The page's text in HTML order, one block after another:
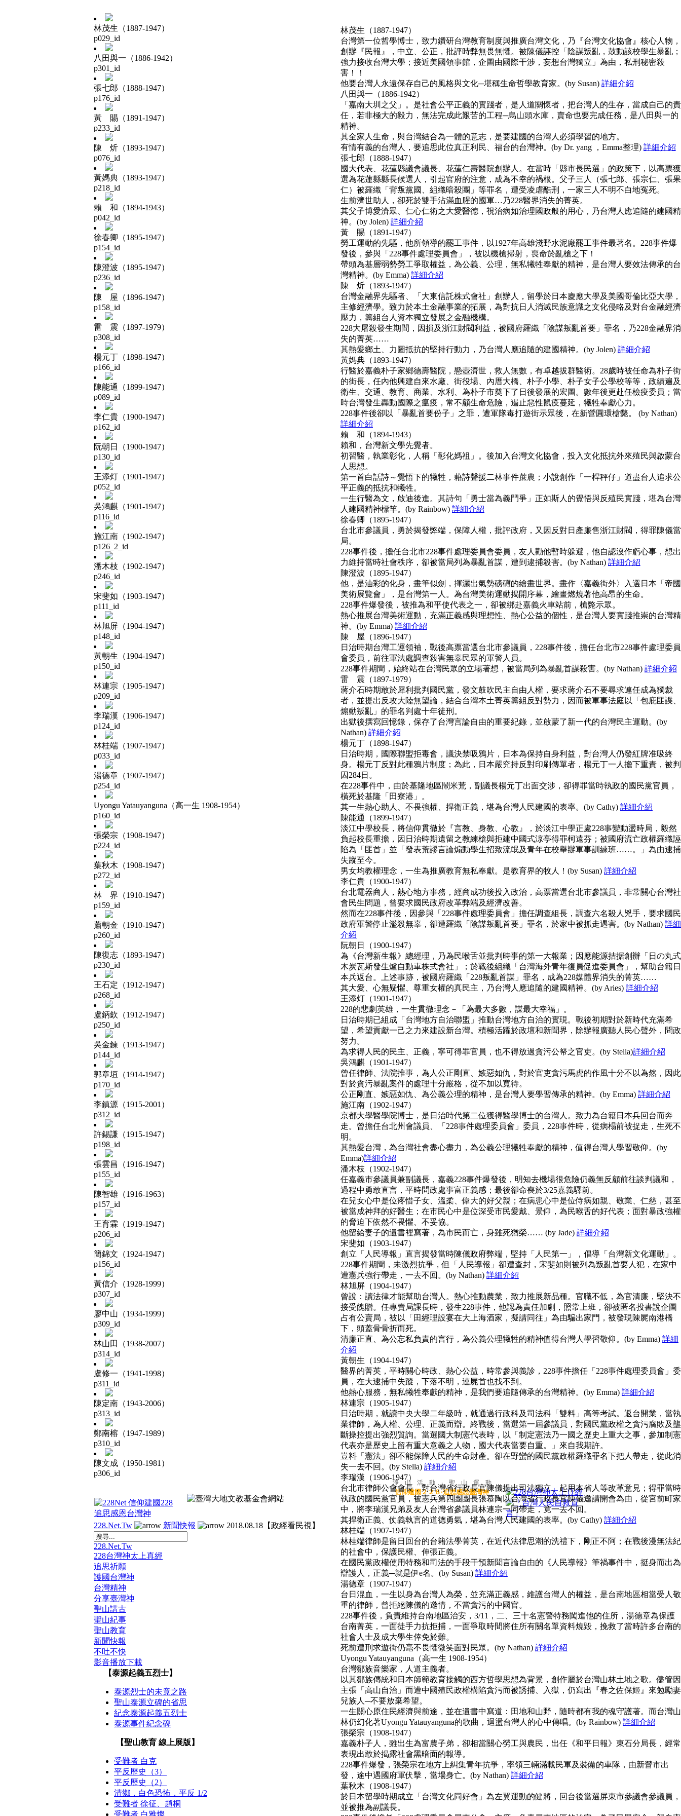
林茂生（1887-1947）
台灣第一位哲學博士，致力鑽研台灣教育制度與推廣台灣文化，乃『台灣文化協會』核心人物，
創辦『民報』，中立、公正，批評時弊無畏無懼。被陳儀誣控「陰謀叛亂，鼓動該校學生暴亂；
強力接收台灣大學；接近美國領事館，企圖由國際干涉，妄想台灣獨立」為由，私刑秘密殺
害！！
他要台灣人永遠保存自己的風格與文化─堪稱生命哲學教育家。(by Susan) 詳細介紹
八田與一（1886-1942）
「嘉南大圳之父」。是社會公平正義的實踐者，是人道關懷者，把台灣人的生存，當成自己的責
任，若非極大的毅力，無法完成此艱苦的工程─烏山頭水庫，賣命也要完成任務，是八田與一的
精神。
其全家人生命，與台灣結合為一體的意志，是要建國的台灣人必須學習的地方。
有情有義的台灣人，要追思此位真正利民、福台的台灣神。(by Dr. yang ，Emma整理) 詳細介紹
張七郎（1888-1947）
國大代表、花蓮縣議會議長、花蓮仁壽醫院創辦人。在當時「縣市長民選」的政策下，以高票獲
選為花蓮縣縣長候選人，引起官府的注意，成為不幸的禍根。父子三人（張七郎、張宗仁、張果
仁）被羅織「背叛黨國、組織暗殺團」等罪名，遭受凌虐酷刑，一家三人不明不白地冤死。
生前濟世助人，卻死於雙手沾滿血腥的國軍…乃228醫界消失的菁英。
其父子博愛濟眾、仁心仁術之大愛醫德，視治病如治理國政般的用心，乃台灣人應追隨的建國精
神。(by Jolen) 詳細介紹
黃 賜（1891-1947）
勞工運動的先驅，他所領導的罷工事件，以1927年高雄淺野水泥廠罷工事件最著名。228事件爆
發後，參與「228事件處理委員會」，被以機槍掃射，喪命於亂槍之下！
帶頭為基層弱勢勞工爭取權益，為公義、公理，無私犧牲奉獻的精神，是台灣人要效法傳承的台
灣精神。(by Emma) 詳細介紹
陳 炘（1893-1947）
台灣金融界先驅者、「大東信託株式會社」創辦人，留學於日本慶應大學及美國哥倫比亞大學，
主修經濟學。致力於本土金融事業的拓展，為對抗日人消滅民族意識之文化侵略及對台金融經濟
壓力，籌組台人資本獨立發展之金融機構。
228大屠殺發生期間，因損及浙江財閥利益，被國府羅織「陰謀叛亂首要」罪名，乃228金融界消
失的菁英……
其熱愛鄉土、力圖抵抗的堅持行動力，乃台灣人應追隨的建國精神。(by Jolen) 詳細介紹
黃媽典（1893-1947）
行醫於嘉義朴子家鄉德壽醫院，懸壺濟世，救人無數，有卓越拔群醫術。28歲時被任命為朴子街
的街長，任內他興建自來水廠、街役場、內厝大橋、朴子小學、朴子女子公學校等等，政績遍及
衛生、交通、教育、商業、水利、為朴子市奠下了日後發展的宏圖。數年後更赴任檢疫委員；當
時台灣發生轟動國際之瘟疫，常不顧生命危險，遏止惡性鼠疫蔓延，犧牲奉獻心力。
228事件後卻以「暴亂首要份子」之罪，遭軍隊毒打遊街示眾後，在新營圓環槍斃。 (by Nathan)
詳細介紹
賴 和（1894-1943）
賴和，台灣新文學先覺者。
初習醫，執業彰化，人稱「彰化媽祖」。後加入台灣文化協會，投入文化抵抗外來殖民與啟蒙台
人思想。
第一首白話詩～覺悟下的犧牲，藉詩聲援二林事件蔗農；小說創作「一桿秤仔」道盡台人追求公
平正義的抵抗和犧牲。
一生行醫為文，啟迪後進。其詩句「勇士當為義鬥爭」正如斯人的覺悟與反殖民實踐，堪為台灣
人建國精神標竿。(by Rainbow) 詳細介紹
徐春卿（1895-1947）
台北市參議員，勇於揭發弊端，保障人權，批評政府，又因反對日產廉售浙江財閥，得罪陳儀當
局。
228事件後，擔任台北市228事件處理委員會委員，友人勸他暫時躲避，他自認沒作虧心事，想出
力維持當時社會秩序，卻被當局列為暴亂首謀，遭到逮捕殺害。(by Nathan) 詳細介紹
陳澄波（1895-1947）
他，是油彩的化身，畫筆似劍，揮灑出氣勢磅礡的繪畫世界。畫作〈嘉義街外〉入選日本「帝國
美術展覽會」，是台灣第一人。為台灣美術運動揭開序幕，繪畫燃燒著他高昂的生命。
228事件爆發後，被推為和平使代表之一，卻被綁赴嘉義火車站前，槍斃示眾。
熱心推展台灣美術運動，充滿正義感與理想性、熱心公益的個性，是台灣人要實踐推崇的台灣精
神。(by Emma) 詳細介紹
陳 屋（1896-1947）
日治時期台灣工運領袖，戰後高票當選台北市參議員，228事件後，擔任台北市228事件處理委員
會委員，前往軍法處調查殺害無辜民眾的軍警人員。
228事件期間，始終站在台灣民眾的立場著想，被當局列為暴亂首謀殺害。(by Nathan) 詳細介紹
雷 震（1897-1979）
蔣介石時期敢於犀利批判國民黨，發文鼓吹民主自由人權，要求蔣介石不要尋求連任成為獨裁
者，並提出反攻大陸無望論，結合台灣本土菁英籌組反對勢力，因而被軍事法庭以「包庇匪諜、
煽動叛亂」的罪名判處十年徒刑。
出獄後撰寫回憶錄，保存了台灣言論自由的重要紀錄，並啟蒙了新一代的台灣民主運動。(by
Nathan) 詳細介紹
楊元丁（1898-1947）
日治時期，國際聯盟拒毒會，議決禁吸鴉片，日本為保持自身利益，對台灣人仍發紅牌准吸終
身。楊元丁反對此種鴉片制度；為此，日本嚴究持反對印刷傳單者，楊元丁一人擔下重責，被判
囚284日。
在228事件中，由於基隆地區鬧米荒，副議長楊元丁出面交涉，卻得罪當時執政的國民黨官員，
橫死於基隆「田寮港」。
其一生熱心助人、不畏強權、捍衛正義，堪為台灣人民建國的表率。(by Cathy) 詳細介紹
陳能通（1899-1947）
淡江中學校長，將信仰貫徹於『言教、身教、心教』，於淡江中學正處228事變動盪時局，毅然
負起校長重擔，因日治時期遺留之教練槍與拒建中國式涼亭得罪柯遠芬；被國府流亡政權羅織誣
陷為「匪首」並「發表荒謬言論煽動學生招致流氓及青年在校舉辦軍事訓練班……。」為由逮捕
失蹤至今。
男女均教權理念，一生為推廣教育無私奉獻。是教育界的牧人！(by Susan) 詳細介紹
李仁貴（1900-1947）
台北電器商人，熱心地方事務，經商成功後投入政治，高票當選台北市參議員，非常關心台灣社
會民生問題，曾要求國民政府改革弊端及經濟改善。
然而在228事件後，因參與「228事件處理委員會」擔任調查組長，調查六名殺人兇手，要求國民
政府軍警停止濫殺無辜，卻遭羅織「陰謀叛亂首要」罪名，於家中被抓走遇害。(by Nathan) 詳細
介紹
阮朝日（1900-1947）
為《台灣新生報》總經理，乃為民喉舌並批判時事的第一大報業；因應能源拮据創辦「日の丸式
木炭瓦斯發生爐自動車株式會社」；於戰後組織「台灣海外青年復員促進委員會」，幫助台籍日
本兵返台。上述事跡，被國府羅織「228叛亂首謀」罪名，成為228媒體界消失的菁英……
其大愛、心無疑懼、尊重女權的真民主，乃台灣人應追隨的建國精神。(by Aries) 詳細介紹
王添灯（1901-1947）
228的悲劇英雄，一生貫徹理念－「為最大多數，謀最大幸福」。
日治時期已組成「台灣地方自治聯盟」推動台灣地方自治的實現。戰後初期對於新時代充滿希
望，希望貢獻一己之力來建設新台灣。積極活躍於政壇和新聞界，除辦報廣聽人民心聲外，問政
努力。
為求得人民的民主、正義，寧可得罪官員，也不得放過貪污公帑之官吏。(by Stella)詳細介紹
吳鴻麒（1901-1947）
曾任律師、法院推事，為人公正剛直、嫉惡如仇，對於官吏貪污馬虎的作風十分不以為然，因此
對於貪污暴亂案件的處理十分嚴格，從不加以寬待。
公正剛直、嫉惡如仇、為公義公理的精神，是台灣人要學習傳承的精神。(by Emma) 詳細介紹
施江南（1902-1947）
京都大學醫學院博士，是日治時代第二位獲得醫學博士的台灣人。致力為台籍日本兵回台而奔
走。曾擔任台北州會議員、「228事件處理委員會」委員，228事件時，從病榻前被捉走，生死不
明。
其熱愛台灣，為台灣社會盡心盡力，為公義公理犧牲奉獻的精神，值得台灣人學習敬仰。(by
Emma)詳細介紹
潘木枝（1902-1947）
任嘉義市參議員兼副議長，嘉義228事件爆發後，明知去機場很危險仍義無反顧前往談判議和，
過程中勇敢直言，平時問政處事富正義感；最後卻命喪於3/25嘉義驛前。
在兒女心中是位疼惜子女、溫柔、偉大的好父親；在病患心中是位侍病如親、敬業、仁慈，甚至
被當成神拜的好醫生；在市民心中是位深受市民愛戴、景仰，為民喉舌的好代表；面對暴政強權
的脅迫下依然不畏懼、不妥協。
他留給妻子的遺書裡寫著，為市民而亡，身雖死猶榮…… (by Jade) 詳細介紹
宋斐如（1903-1947）
創立「人民導報」直言揭發當時陳儀政府弊端，堅持「人民第一」，倡導「台灣新文化運動」。
228事件期間，未激烈抗爭，但「人民導報」卻遭查封，宋斐如則被列為叛亂首要人犯，在家中
遭憲兵強行帶走，一去不回。(by Nathan) 詳細介紹
林旭屏（1904-1947）
曾說：讀法律才能幫助台灣人。熱心推動農業，致力推展新品種。官職不低，為官清廉，堅決不
接受餽贈。任專賣局課長時，發生228事件，他認為責任加劇，照常上班，卻被匿名投書說企圖
占有公賣局，被以「田經理設宴在大上海酒家，擬請同往」為由騙出家門，被發現陳屍南港橋
下，頭蓋骨骨折而死。
清廉正直、為公忘私負責的言行，為公義公理犧牲的精神值得台灣人學習敬仰。(by Emma) 詳細
介紹
黃朝生（1904-1947）
醫界的菁英，平時關心時政、熱心公益，時常參與義診，228事件擔任「228事件處理委員會」委
員，在大逮捕中失蹤，下落不明，連屍首也找不到。
他熱心服務，無私犧牲奉獻的精神，是我們要追隨傳承的台灣精神。(by Emma) 詳細介紹
林連宗（1905-1947）
日治時期，就讀中央大學二年級時，就通過行政科及司法科「雙料」高等考試。返台開業，當執
業律師，為人權、公理、正義而辯。終戰後，當選第一屆參議員，對國民黨政權之貪污腐敗及壟
斷操控提出強烈質詢。當選國大制憲代表時，以「制定憲法乃一國之歷史上重大之事，參加制憲
代表亦是歷史上留有重大意義之人物，國大代表當要自重。」來自我期許。
豈料「憲法」卻不能保障人民的生命財產。卻在野蠻的國民黨政權羅織罪名下把人帶走，從此消
失一去不回。(by Stella) 詳細介紹
李瑞漢（1906-1947）
台北市律師公會會長，對台灣省行政長官陳儀提出司法獨立、起用本省人等改革意見；得罪當時
執政的國民黨官員，被憲兵第四團團長張慕陶以台灣省行政長官陳儀邀請開會為由，從宮前町家
中，將李瑞漢兄弟及友人台灣省參議員林連宗一同帶走，竟一去不回。
其捍衛正義、仗義執言的道德勇氣，堪為台灣人民建國的表率。(by Cathy) 詳細介紹
林桂端（1907-1947）
林桂端律師是留日回台的台籍法學菁英，在近代法律思潮的洗禮下，剛正不阿；在戰後漫無法紀
的社會中，保護民權、伸張正義。
在國民黨政權使用特務和司法的手段干預新聞言論自由的《人民導報》筆禍事件中，挺身而出為
辯護人，正義─就是伊e名。(by Susan) 詳細介紹
湯德章（1907-1947）
台日混血，一生以身為台灣人為榮，並充滿正義感，維護台灣人的權益，是台南地區相當受人敬
重的律師，曾拒絕陳儀的邀情，不當貪污的中國官。
228事件後，負責維持台南地區治安，3/11，二、三十名憲警特務闖進他的住所，湯德章為保護
台南菁英，一面徒手力抗拒捕，一面爭取時間將住所有關名單資料燒毀，挽救了當時許多台南的
社會人士及成大學生倖免於難。
死前遭刑求遊街仍毫不畏懼微笑面對民眾。(by Nathan) 詳細介紹
Uyongu Yatauyanguna（高一生 1908-1954）
台灣鄒族音樂家，人道主義者。
以其鄒族傳統和日本師範教育接觸的西方哲學思想為背景，創作屬於台灣山林土地之歌。儘管因
主張「高山自治」而遭中國殖民政權構陷貪污而被誘捕、入獄，仍寫出『春之佐保姬』來勉勵妻
兒族人─不要放棄希望。
一生關心原住民經濟與前途，並在遺書中寫道：田地和山野，隨時都有我的魂守護著。而台灣山
林仍幻化著Uyongu Yatauyanguna的歌曲，迴盪台灣人的心中傳唱。(by Rainbow) 詳細介紹
張榮宗（1908-1947）
嘉義朴子人，雖出生為富農子弟，卻相當關心勞工與農民，出任《和平日報》東石分局長，經常
表現出敢於揭露社會黑暗面的報導。
228事件爆發，張榮宗在地方上糾集青年抗爭，率領三輛滿載民軍及裝備的車隊，由新營市出
發，途中遇國府軍伏擊，當場身亡。(by Nathan) 詳細介紹
葉秋木（1908-1947）
於日本留學時期成立「台灣文化同好會」為左翼運動的健將，回台後當選屏東市參議會參議員，
並被推為副議長。
林茂生（1887-1947）
p029_id
八田與一（1886-1942）
p301_id
張七郎（1888-1947）
p176_id
黃 賜（1891-1947）
p233_id
陳 炘（1893-1947）
p076_id
黃媽典（1893-1947）
p218_id
賴 和（1894-1943）
p042_id
徐春卿（1895-1947）
p154_id
陳澄波（1895-1947）
p236_id
陳 屋（1896-1947）
p158_id
雷 震（1897-1979）
p308_id
楊元丁（1898-1947）
p166_id
陳能通（1899-1947）
p089_id
李仁貴（1900-1947）
p162_id
阮朝日（1900-1947）
p130_id
王添灯（1901-1947）
p052_id
吳鴻麒（1901-1947）
p116_id
施江南（1902-1947）
p126_2_id
潘木枝（1902-1947）
p246_id
宋斐如（1903-1947）
p111_id
林旭屏（1904-1947）
p148_id
黃朝生（1904-1947）
p150_id
林連宗（1905-1947）
p209_id
李瑞漢（1906-1947）
p124_id
林桂端（1907-1947）
p033_id
湯德章（1907-1947）
p254_id
Uyongu Yatauyanguna（高一生 1908-1954）
p160_id
張榮宗（1908-1947）
p224_id
葉秋木（1908-1947）
p272_id
林 界（1910-1947）
p159_id
蕭朝金（1910-1947）
p260_id
陳復志（1893-1947）
p230_id
王石定（1912-1947）
p268_id
盧鈵欽（1912-1947）
p250_id
吳金鍊（1913-1947）
p144_id
郭章垣（1914-1947）
p170_id
李鎮源（1915-2001）
p312_id
許錫謙（1915-1947）
p198_id
張雲昌（1916-1947）
p155_id
陳智雄（1916-1963）
p157_id
王育霖（1919-1947）
p206_id
簡錦文（1924-1947）
p156_id
黃信介（1928-1999）
p307_id
廖中山（1934-1999）
p309_id
林山田（1938-2007）
p314_id
盧修一（1941-1998）
p311_id
陳定南（1943-2006）
p313_id
鄭南榕（1947-1989）
p310_id
陳文成（1950-1981）
p306_id
淨 山 活 動 ‧ 聖 山 運 動
信仰建國２２８‧追思感恩臺灣神
228.Net.Tw 新聞快報 2018.08.18【政經看民視】
228.Net.Tw
228台灣神太上真經
追思祈願
護國台灣神
台灣精神
分享臺灣神
聖山講古
聖山紀事
聖山教育
新聞快報
不吐不快
影音播放下載
【泰源起義五烈士】
泰源烈士的未竟之路
聖山泰源立碑的省思
紀念泰源起義五烈士
泰源事件紀念碑
【聖山教育 線上展版】
受難者 白克
平反歷史（3）
平反歷史（2）
清鄉．白色恐怖．平反 1/2
受難者 徐征、趙桐
受難者 白雅燦